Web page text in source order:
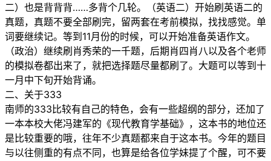
二）也是背背背……多背个几轮。（英语二）开始刷英语二的
真题，真题不要全部刷完，留两套在考前模拟，找找感觉。单
词要继续记。等到11月份的时候，可以开始准备英语作文。
（政治）继续刷肖秀荣的一千题，后期肖四肖八以及各个老师
的模拟卷都出来了，就把选择题尽量都刷了。大题可以等到十
一月中下旬开始背诵。
二、关于333
南师的333比较有自己的特色，会有一些超纲的部分，还加了
一本本校大佬冯建军的《现代教育学基础》，这本书的地位还
是比较重要的哦，往年不少真题都来自于这本书。今年的题目
与以往侧重的有点不同，也算是给各位学妹提了个醒，可不要